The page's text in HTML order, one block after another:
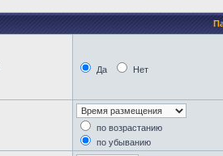
Да Нет
по возрастанию
по убыванию